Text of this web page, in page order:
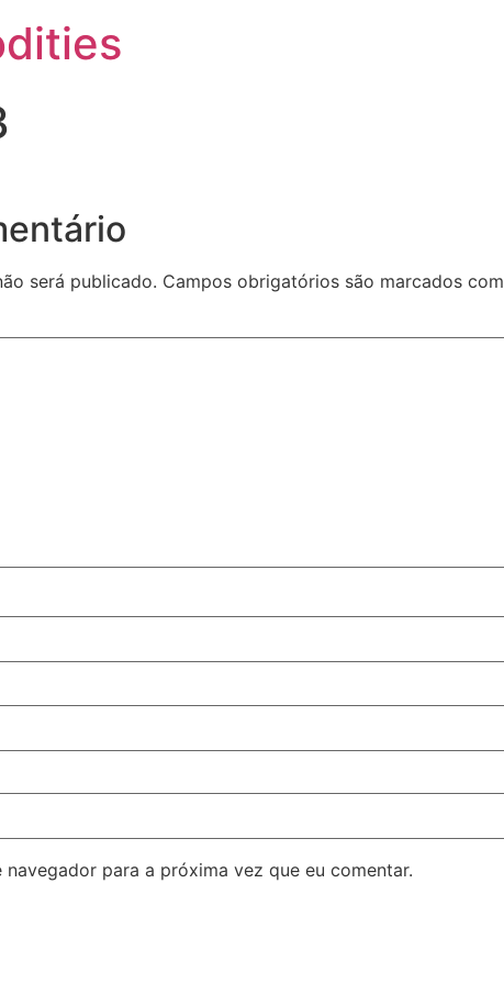
será publicado. Campos obrigatórios são marcados com
navegador para a próxima vez que eu comentar.